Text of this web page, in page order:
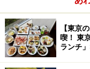
モチモチ、ツルツルの
パクチーばかりに目
太さや厚みが均一で
が印象的。さらに噛
食感の中から、小麦
【東京
喫！ 東
ランチ